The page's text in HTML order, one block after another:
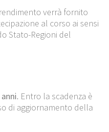
verrà fornito
al corso ai sensi
Stato-Regioni del
. Entro la scadenza è
di aggiornamento della